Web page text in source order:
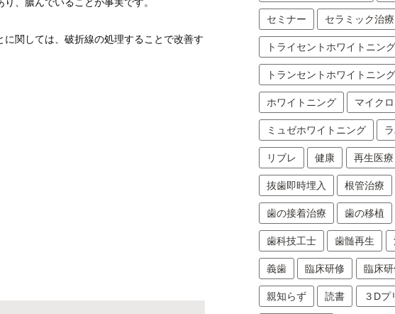
関しては、破折線の処理することで改善す
セミナー セラミック治療
トライセントホワイトニング
トランセントホワイトニング
ホワイトニング マイク
ミュゼホワイトニング
リブレ 健康 再生医療
抜歯即時埋入 根管治療
歯の接着治療 歯の移植
歯科技工士 歯髄再生
義歯 臨床研修 臨床
親知らず 読書 ３Dプ